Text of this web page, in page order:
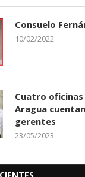
Consuelo
10/02/2022
Cuatro oficinas
Aragua
gerentes
23/05/2023